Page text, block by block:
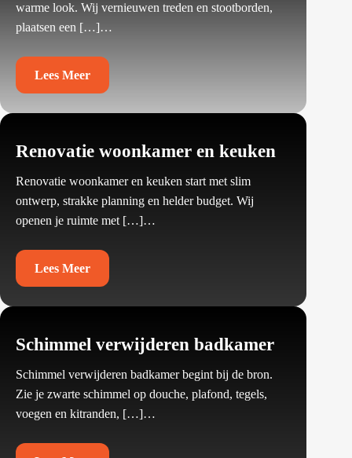
warme look.​ Wij vernieuwen treden en stootborden,
plaatsen een […]…
Lees Meer
Renovatie woonkamer en keuken
Renovatie woonkamer en keuken start met slim
ontwerp, strakke planning en helder budget.​ Wij
openen je ruimte met […]…
Lees Meer
Schimmel verwijderen badkamer
Schimmel verwijderen badkamer begint bij de bron.​
Zie je zwarte schimmel op douche, plafond, tegels,
voegen en kitranden, […]…